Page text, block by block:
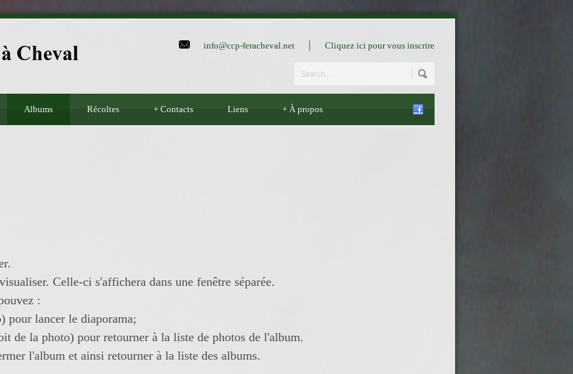
info@ccp-feracheval.net | Cliquez ici pour vous inscrire
Albums Récoltes Contacts
+ Liens À propos
+
Celle-ci s'affichera dans une fenêtre séparée.
:
pour lancer le diaporama;
de la photo) pour retourner à la liste de photos de l'album.
l'album et ainsi retourner à la liste des albums.